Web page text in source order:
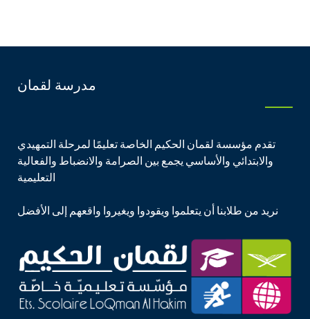
مدرسة لقمان
تقدم مؤسسة لقمان الحكيم الخاصة تعليمًا لمرحلة التمهيدي
والابتدائي والأساسي يجمع بين الصرامة والانضباط والفعالية
التعليمية
نريد من طلابنا أن يتعلموا ويقودوا ويغيروا واقعهم إلى الأفضل